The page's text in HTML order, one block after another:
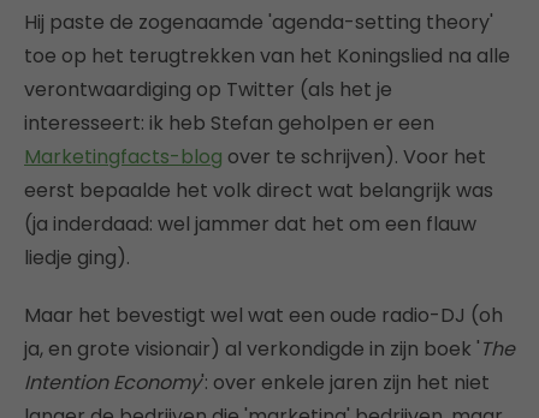
Hij paste de zogenaamde 'agenda-setting theory'
toe op het terugtrekken van het Koningslied na alle
verontwaardiging op Twitter (als het je
interesseert: ik heb Stefan geholpen er een
Marketingfacts-blog over te schrijven). Voor het
eerst bepaalde het volk direct wat belangrijk was
(ja inderdaad: wel jammer dat het om een flauw
liedje ging).
Maar het bevestigt wel wat een oude radio-DJ (oh
ja, en grote visionair) al verkondigde in zijn boek 'The
Intention Economy': over enkele jaren zijn het niet